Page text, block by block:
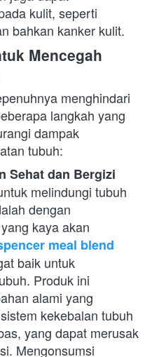
kulit, seperti
bahkan kanker kulit.
Mencegah
menghindari
langkah yang
dampak
tubuh:
Sehat dan Bergizi
melindungi tubuh
dengan
kaya akan
meal blend
baik untuk
Produk ini
alami yang
kekebalan tubuh
yang dapat merusak